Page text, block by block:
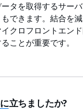
タを取得するサー
できます。結合を
クロフロントエン
ことが重要です。
立ちましたか?